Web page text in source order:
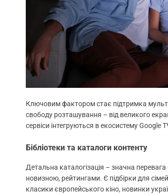
Ключовим фактором стає підтримка
свободу розташування – від великого
сервіси інтегруються в екосистему Google
Бібліотеки та каталоги контенту
Детальна каталогізація – значна
новизною, рейтингами. Є підбірки для
класики європейського кіно, новинки